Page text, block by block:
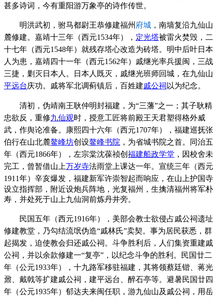
甚多诗词，今有重阳游万象亭的诗作传世。
明洪武初，驸马都尉王恭修建福州 府城 ，南墙复沿九仙山
麓修建。 嘉靖十三年（西元1534年）， 定光塔被雷火焚毁，二
十七年（西元1548年）就残存塔心改造为砖塔。 明中后叶日本
人为患， 嘉靖四十一年（西元1562年） 戚继光率兵援闽，三战
三捷 ，剿灭日本人。日本人既灭， 戚继光班师回城，在九仙山
平远台庆功。 戚将军北调蓟镇后，百姓建戚公祠 以为纪念。
清初，伪靖南王耿仲明封福建，为“三藩”之一；其子耿精
忠欲反，重修九仙观时，授意工匠将前殿王天君塑得格外威
武，作舆论准备。
康熙四十六年（西元1707年），福建巡抚张
伯行在山北麓鳌峰坊创设鳌峰书院 ，为省城书院之首。同治五
年（西元1866年），左宗棠沈葆祯创 福建船政学堂 ，因校舍未
完工，曾暂借山上万岁寺法雨堂上课达一年。 宣统三年（西元
1911年）辛亥爆发，福建新军许崇智起而响应，在山上护国寺
设立指挥部，附近设炮兵阵地，光复福州，生擒清福州将军朴
寿，并处死于山上九仙洞前炼丹井旁。
民国五年（西元1916年），美部会教士欲侵占戚公祠遗址
修建教堂，乃勾结流氓伪造“戚林氏”卖契。事为居民获悉，群
起揭发，迫使教会归还戚公祠。斗争胜利后，人们集资重建戚
公祠，并以余款修建一“复亭”，以纪念斗争的胜利。
民国廿二
年（公元1933年），十九路军移驻福建，其将领蔡廷锴、蒋光
鼐、戴戟等扩建戚公祠，建平远台、醉石亭等。避暑民国廿四
年（公元1935年） 郁达夫来闽任职，游九仙山及 戚公祠 ，用岳